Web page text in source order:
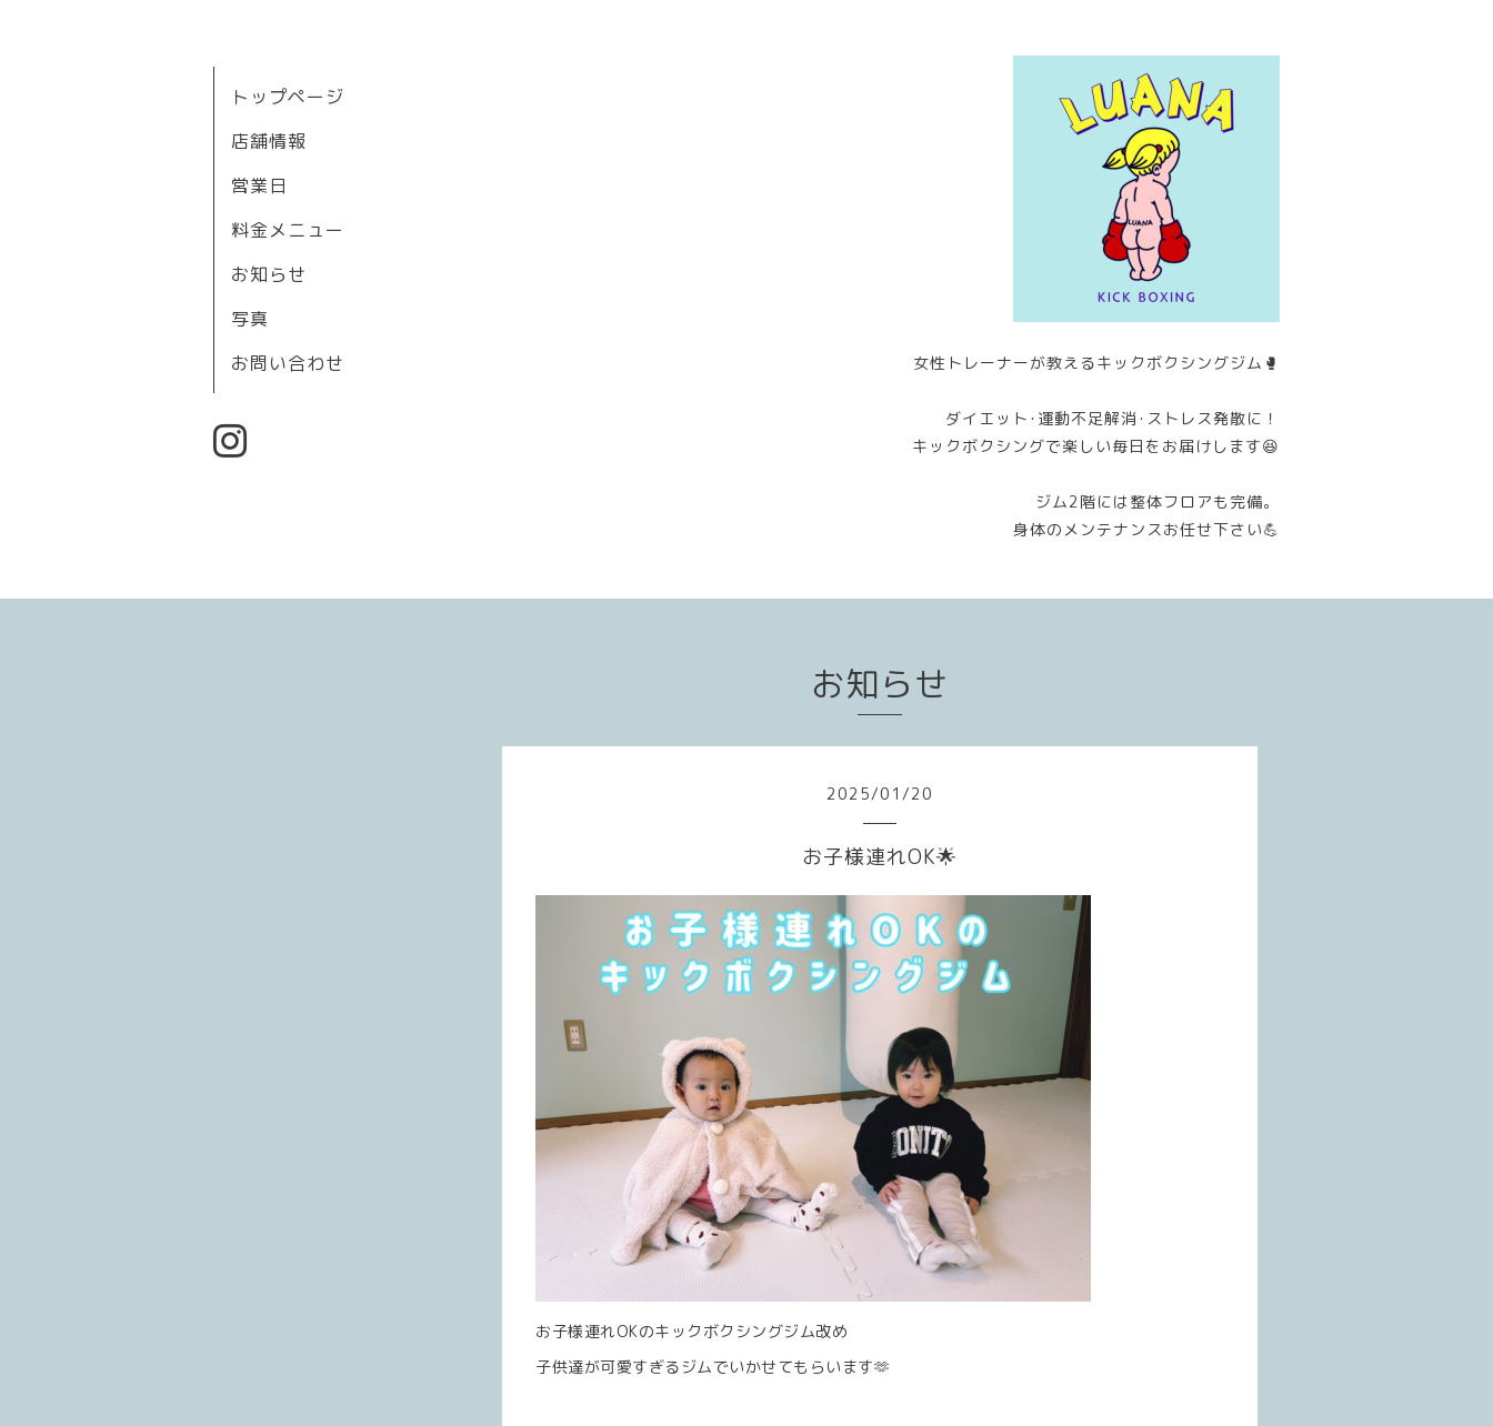
女性トレーナーが教えるキックボクシングジム🥊
ダイエット･運動不足解消･ストレス発散に！
キックボクシングで楽しい毎日をお届けします😆
ジム2階には整体フロアも完備。
身体のメンテナンスお任せ下さい💪
トップページ
店舗情報
営業日
料金メニュー
お知らせ
写真
お問い合わせ
お知らせ
2025/01 /20
お子様連れOK🌟
お子様連れOKのキックボクシングジム改め
子供達が可愛すぎるジムでいかせてもらいます🫶